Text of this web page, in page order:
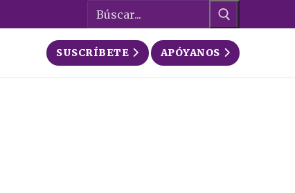
SUSCRÍBETE APÓYANOS